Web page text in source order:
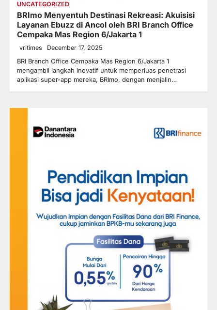
UNCATEGORIZED
BRImo Menyentuh Destinasi Rekreasi: Akuisisi
Layanan Ebuzz di Ancol oleh BRI Branch Office
Cempaka Mas Region 6/Jakarta 1
vritimes December 17, 2025
BRI Branch Office Cempaka Mas Region 6/Jakarta 1
mengambil langkah inovatif untuk memperluas penetrasi
aplikasi super-app mereka, BRImo, dengan menjalin…